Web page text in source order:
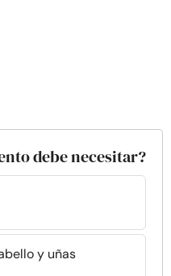
debe necesitar?
y uñas